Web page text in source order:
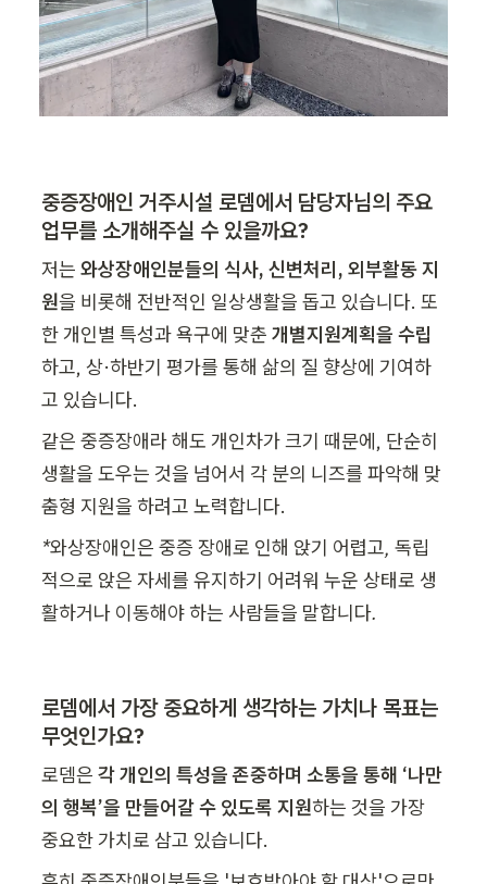
중증장애인 거주시설 로뎀에서 담당자님의 주요
업무를 소개해주실 수 있을까요?
저는 와상장애인분들의 식사, 신변처리, 외부활동 지
원을 비롯해 전반적인 일상생활을 돕고 있습니다. 또
한 개인별 특성과 욕구에 맞춘 개별지원계획을 수립
하고, 상·하반기 평가를 통해 삶의 질 향상에 기여하
고 있습니다.
같은 중증장애라 해도 개인차가 크기 때문에, 단순히
생활을 도우는 것을 넘어서 각 분의 니즈를 파악해 맞
춤형 지원을 하려고 노력합니다.
*와상장애인은 중증 장애로 인해 앉기 어렵고, 독립
적으로 앉은 자세를 유지하기 어려워 누운 상태로 생
활하거나 이동해야 하는 사람들을 말합니다.
로뎀에서 가장 중요하게 생각하는 가치나 목표는
무엇인가요?
로뎀은 각 개인의 특성을 존중하며 소통을 통해 ‘나만
의 행복’을 만들어갈 수 있도록 지원하는 것을 가장
중요한 가치로 삼고 있습니다.